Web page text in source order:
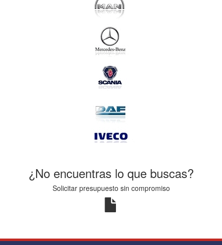
¿No encuentras lo que buscas?
Solicitar presupuesto sin compromiso